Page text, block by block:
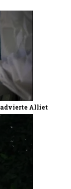
advierte Alliet